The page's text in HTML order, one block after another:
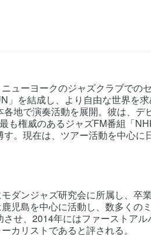
ューヨークのジャズクラブでの
」を結成し、より自由な世界を
地で演奏活動を展開。彼は、デ
も権威のあるジャズFM番組「
。現在は、ツアー活動を中心に
ダンジャズ研究会に所属し、卒
児島を中心に活動し、数多くの
せ、2014年にはファーストアル
カリストであると評される。